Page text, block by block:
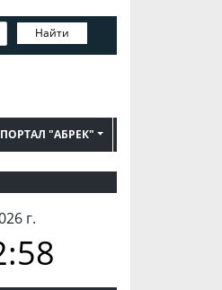
Найти
ПОРТАЛ "АБРЕК"
г.